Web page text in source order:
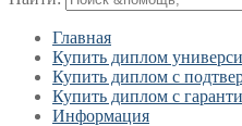
Главная
Купить диплом
Купить диплом с
Купить диплом с
Информация